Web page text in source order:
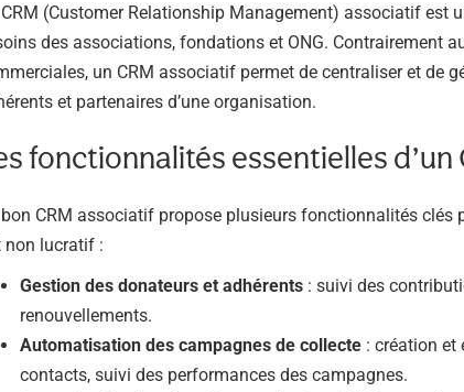
CRM (Customer Relationship Management) associatif est
des associations, fondations et ONG. Contrairement
un CRM associatif permet de centraliser et de
et partenaires d’une organisation.
fonctionnalités essentielles d’un
bon CRM associatif propose plusieurs fonctionnalités
non lucratif :
Gestion des donateurs et adhérents : suivi des
renouvellements.
Automatisation des campagnes de collecte : création et
contacts, suivi des performances des campagnes.